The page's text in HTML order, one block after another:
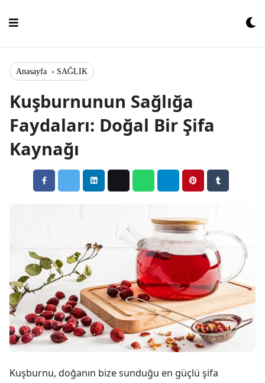
Anasayfa › SAĞLIK
Kuşburnunun Sağlığa
Faydaları: Doğal Bir Şifa
Kaynağı
Kuşburnu, doğanın bize sunduğu en güçlü şifa